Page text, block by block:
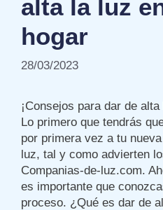
alta la luz
hogar
28/03/2023
¡Consejos para dar de
Lo primero que tendrás
por primera vez a tu
luz, tal y como advierten
Companias-de-luz.com.
es importante que
proceso. ¿Qué es dar de